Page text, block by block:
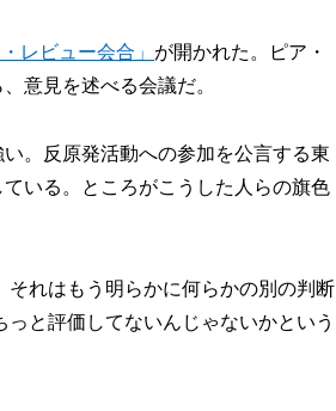
レビュー会合」 が開かれた。ピア・
意見を述べる会議だ。
。反原発活動への参加を公言する東
いる。ところがこうした人らの旗色
れはもう明らかに何らかの別の判断
と評価してないんじゃないかという